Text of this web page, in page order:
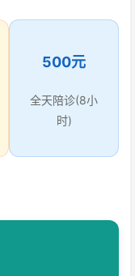
500元
全天陪诊(8小
时)